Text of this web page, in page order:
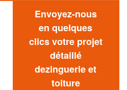
Envoyez-nous
en quelques
clics votre projet
détaillé
dezinguerie et
toiture